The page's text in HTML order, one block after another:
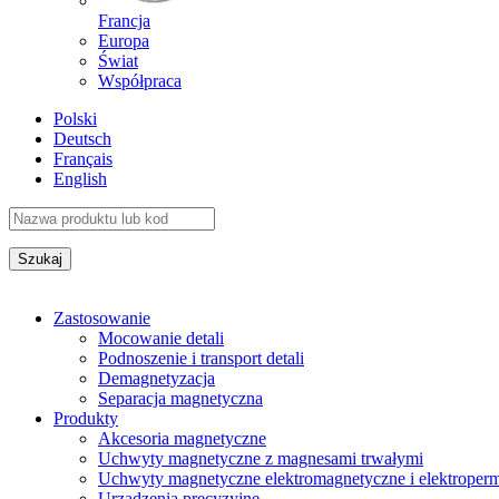
Francja
Europa
Świat
Współpraca
Polski
Deutsch
Français
English
Zastosowanie
Mocowanie detali
Podnoszenie i transport detali
Demagnetyzacja
Separacja magnetyczna
Produkty
Akcesoria magnetyczne
Uchwyty magnetyczne z magnesami trwałymi
Uchwyty magnetyczne elektromagnetyczne i